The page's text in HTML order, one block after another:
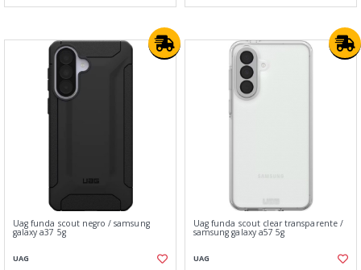
Uag funda scout negro / samsung
galaxy a37 5g
UAG
Uag funda scout clear transparente /
samsung galaxy a57 5g
UAG